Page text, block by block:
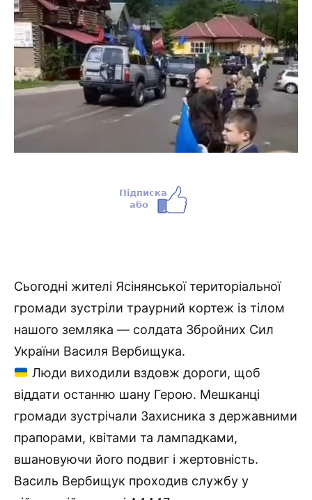
Сьогодні жителі Ясінянської територіальної
громади зустріли траурний кортеж із тілом
нашого земляка — солдата Збройних Сил
України Василя Вербищука.
Люди виходили вздовж дороги, щоб
віддати останню шану Герою. Мешканці
громади зустрічали Захисника з державними
прапорами, квітами та лампадками,
вшановуючи його подвиг і жертовність.
Василь Вербищук проходив службу у